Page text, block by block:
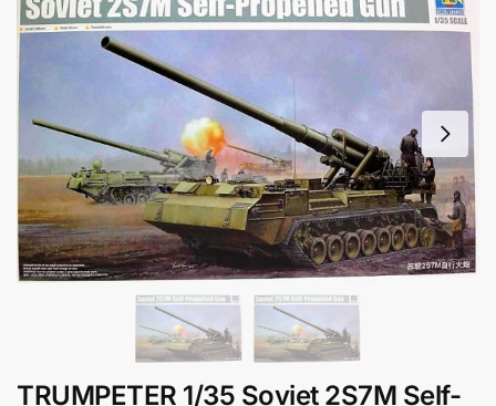
TRUMPETER 1/35 Soviet 2S7M Self-